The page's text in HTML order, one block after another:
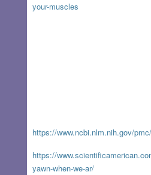
your-muscles
https://www.ncbi.nlm.nih.gov/
https://
yawn-when-we-ar/